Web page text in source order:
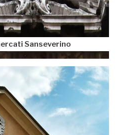
Sanseverino